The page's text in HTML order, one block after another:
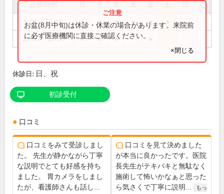
祝
9:00～12:00 ● ● ● ● ●
16:00～19:00 ● ● ●
お盆(8月中旬)は休診・休業の場合があります。来院前
に必ず医療機関に直接ご確認ください。
×閉じる
休診日: 日、祝
初診受付
口コミ
口コミをみて受診しまし
た。 先生が静かながら丁寧
な説明でとても好感を持ち
ました。 胃カメラをしまし
たが、看護師さんも話し...
口コミを見て決めました
が本当に良かったです。医院
長先生がテキパキと無駄なく
施術して怖いかなぁと思った
ら気さくで丁寧に説明...
もっ